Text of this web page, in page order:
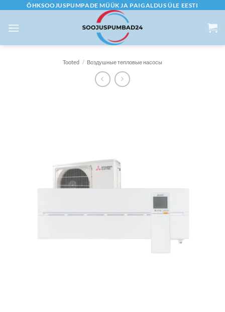
content
ÕHKSOOJUSPUMPADE MÜÜK JA PAIGALDUS ÜLE EESTI
Tooted / Воздушные тепловые насосы